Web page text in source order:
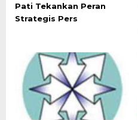
Pati Tekankan Peran
Strategis Pers